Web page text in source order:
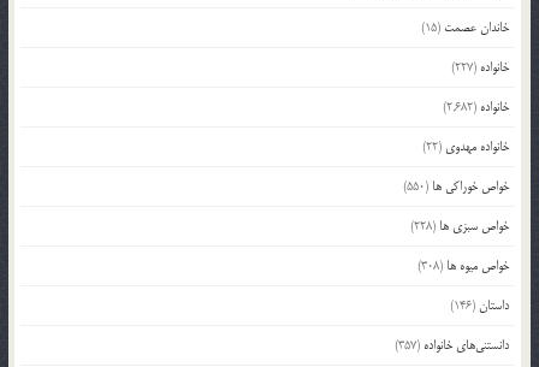
خاندان عصمت (15)
خانواده (227)
خانواده (2,682)
خانواده مهدوی (22)
خواص خوراکی ها (550)
خواص سبزی ها (228)
خواص میوه ها (308)
داستان(146)
دانستنی‌های خانواده (357)